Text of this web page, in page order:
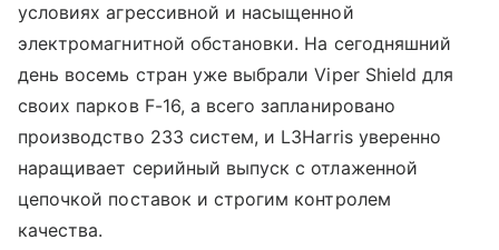
условиях агрессивной и насыщенной
электромагнитной обстановки. На сегодняшний
день восемь стран уже выбрали Viper Shield для
своих парков F-16, а всего запланировано
производство 233 систем, и L3Harris уверенно
наращивает серийный выпуск с отлаженной
цепочкой поставок и строгим контролем
качества.